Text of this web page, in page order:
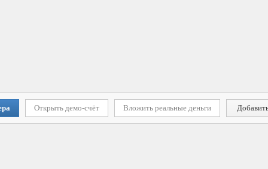
Открыть демо-счёт Вложить реальные деньги